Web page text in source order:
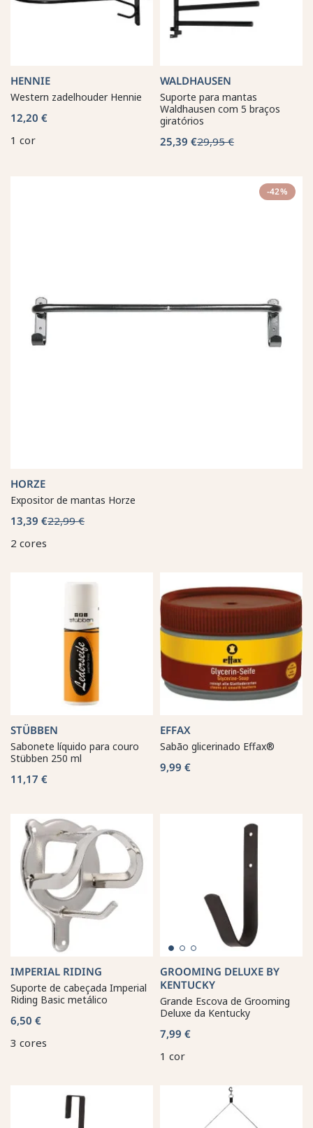
HENNIE
Western zadelhouder Hennie
12,20 €
1 cor
WALDHAUSEN
Suporte para mantas
Waldhausen com 5 braços
giratórios
25,39 €29,95 €
-42%
HORZE
Expositor de mantas Horze
13,39 €22,99 €
2 cores
STÜBBEN
Sabonete líquido para couro
Stübben 250 ml
11,17 €
EFFAX
Sabão glicerinado Effax®
9,99 €
IMPERIAL RIDING
Suporte de cabeçada Imperial
Riding Basic metálico
6,50 €
3 cores
GROOMING DELUXE BY
KENTUCKY
Grande Escova de Grooming
Deluxe da Kentucky
7,99 €
1 cor